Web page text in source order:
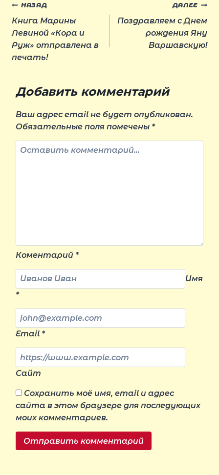
Навигация
по
записям
НАЗАД
Книга Марины
Левиной «Кора и
Руж» отправлена в
печать!
ДАЛЕЕ
Поздравляем с Днем
рождения Яну
Варшавскую!
Добавить комментарий
Ваш адрес email не будет опубликован.
Обязательные поля помечены *
Коментарий *
Имя
*
Email *
Сайт
Сохранить моё имя, email и адрес
сайта в этом браузере для последующих
моих комментариев.